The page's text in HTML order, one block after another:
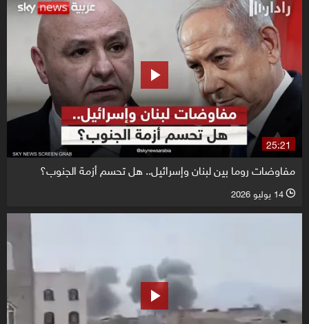
25:21
مفاوضات روما بين لبنان وإسرائيل.. هل تحسم أزمة الجنوب؟
l 14 يوليو 2026